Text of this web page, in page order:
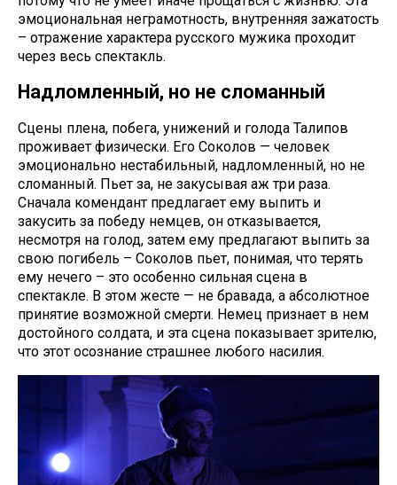
эмоциональная неграмотность, внутренняя зажатость
– отражение характера русского мужика проходит
через весь спектакль.
Надломленный, но не сломанный
Сцены плена, побега, унижений и голода Талипов
проживает физически. Его Соколов — человек
эмоционально нестабильный, надломленный, но не
сломанный. Пьет за, не закусывая аж три раза.
Сначала комендант предлагает ему выпить и
закусить за победу немцев, он отказывается,
несмотря на голод, затем ему предлагают выпить за
свою погибель – Соколов пьет, понимая, что терять
ему нечего – это особенно сильная сцена в
спектакле. В этом жесте — не бравада, а абсолютное
принятие возможной смерти. Немец признает в нем
достойного солдата, и эта сцена показывает зрителю,
что этот осознание страшнее любого насилия.